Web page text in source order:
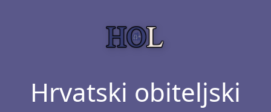
Hrvatski obiteljski